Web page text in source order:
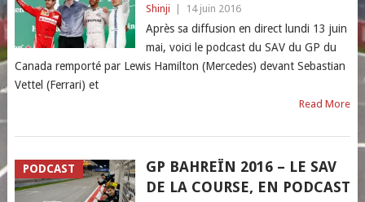
Shinji 14 juin 2016
Après sa diffusion en direct lundi 13 juin
mai, voici le podcast du SAV du GP du
Canada remporté par Lewis Hamilton (Mercedes) devant Sebastian
Vettel (Ferrari) et
Read More
PODCAST
GP BAHREÏN 2016 – LE SAV
DE LA COURSE, EN PODCAST